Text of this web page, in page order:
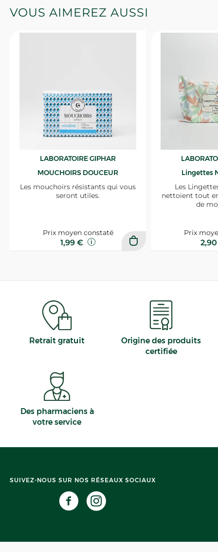
VOUS AIMEREZ AUSSI
LABORATOIRE GIPHAR
MOUCHOIRS DOUCEUR
Les mouchoirs résistants qui vous
seront utiles.
Prix moyen constaté
1,99 €
Lingettes
Les
nettoient tout
de
Prix
Retrait gratuit
Origine des produits
certifiée
Des pharmaciens à
votre service
SUIVEZ-NOUS SUR NOS RÉSEAUX SOCIAUX